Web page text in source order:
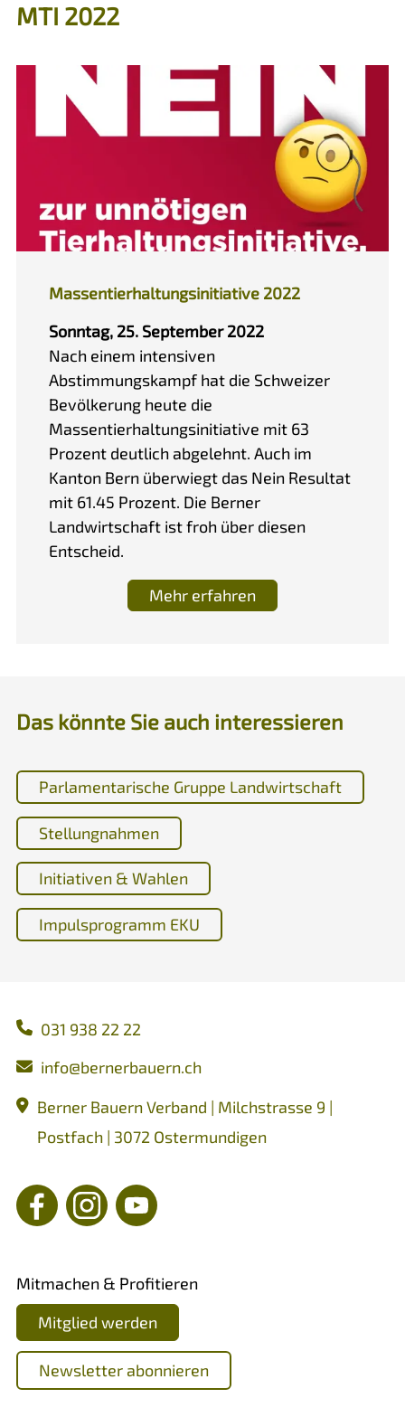
MTI 2022
Massentierhaltungsinitiative 2022
Sonntag, 25. September 2022
Nach einem intensiven
Abstimmungskampf hat die Schweizer
Bevölkerung heute die
Massentierhaltungsinitiative mit 63
Prozent deutlich abgelehnt. Auch im
Kanton Bern überwiegt das Nein Resultat
mit 61.45 Prozent. Die Berner
Landwirtschaft ist froh über diesen
Entscheid.
Mehr erfahren
Das könnte Sie auch interessieren
Parlamentarische Gruppe Landwirtschaft
Stellungnahmen
Initiativen & Wahlen
Impulsprogramm EKU
031 938 22 22
nf
b rn rb rn ch
Berner Bauern Verband | Milchstrasse 9 |
Postfach | 3072 Ostermundigen
Mitmachen & Profitieren
Mitglied werden
Newsletter abonnieren